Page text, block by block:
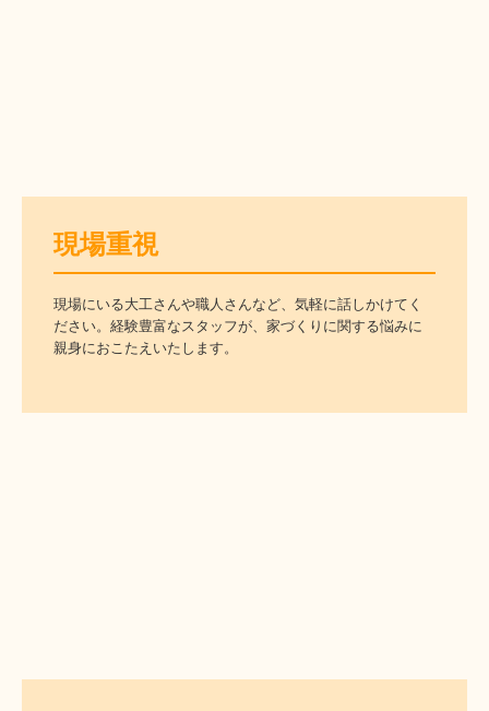
現場重視
現場にいる大工さんや職人さんなど、気軽に話しかけてく
ださい。経験豊富なスタッフが、家づくりに関する悩みに
親身におこたえいたします。